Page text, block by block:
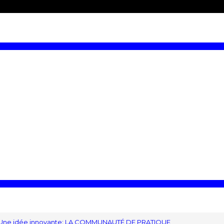
idée innovante: LA COMMUNAUTÉ DE PRATIQUE